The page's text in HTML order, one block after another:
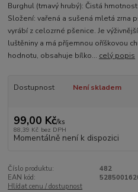
Burghul (tmavý hrubý): Čistá
Složení: vařená a sušená mletá zrna
vyrábí z celozrné pšenice. Je
luštěniny a má příjemnou oříškovou
hodnotu, obsahuje bílko... celý popis
Dostupnost Není skladem
99,00 Kč/ks
88,39 Kč bez DPH
Momentálně není k dispozici
Číslo produktu:
482
EAN kód:
Hlídat cenu / dostupnost